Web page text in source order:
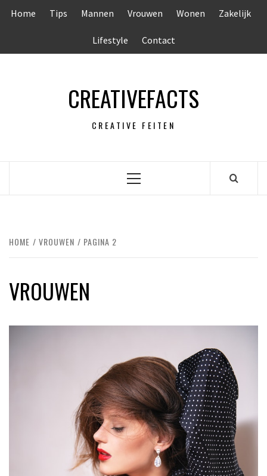
Home Tips Mannen Vrouwen Wonen Zakelijk
Lifestyle Contact
CREATIVEFACTS
CREATIVE FEITEN
Primair
HOME VROUWEN PAGINA 2
VROUWEN